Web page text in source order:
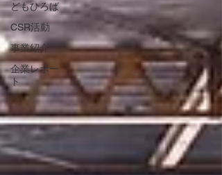
どもひろば
CSR活動
事業紹介
企業レポー
ト